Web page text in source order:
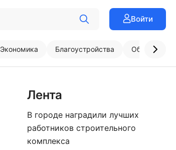
Войти
Экономика Благоустройства
Лента
В городе наградили лучших
работников строительного
комплекса